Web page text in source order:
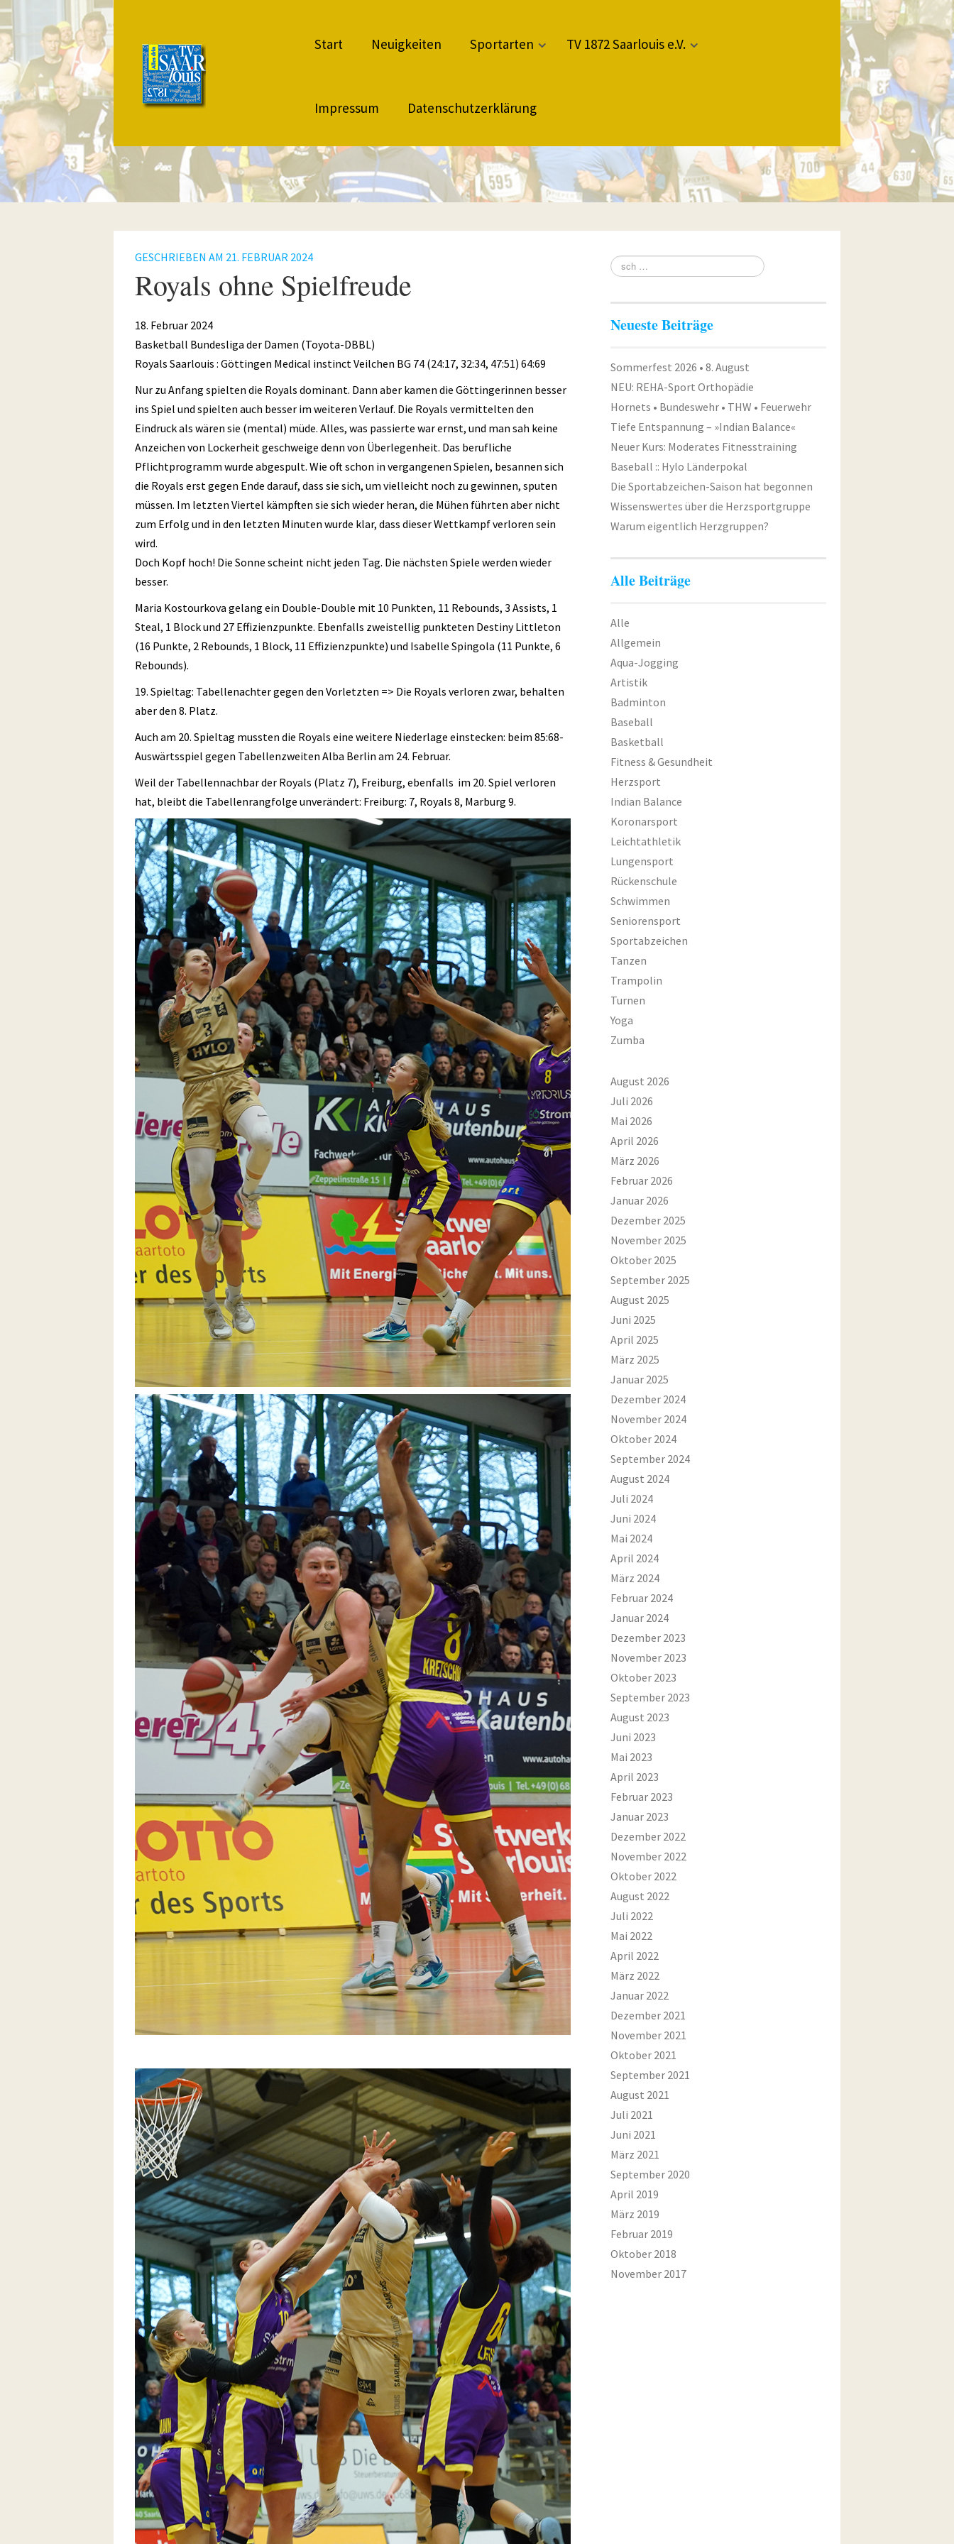
Start Neuigkeiten Sportarten TV 1872 Saarlouis e.V.
Impressum Datenschutzerklärung
GESCHRIEBEN AM 21. FEBRUAR 2024
Royals ohne Spielfreude
18. Februar 2024
Basketball Bundesliga der Damen (Toyota-DBBL)
Royals Saarlouis : Göttingen Medical instinct Veilchen BG 74 (24:17, 32:34, 47:51) 64:69
Nur zu Anfang spielten die Royals dominant. Dann aber kamen die Göttingerinnen besser
ins Spiel und spielten auch besser im weiteren Verlauf. Die Royals vermittelten den
Eindruck als wären sie (mental) müde. Alles, was passierte war ernst, und man sah keine
Anzeichen von Lockerheit geschweige denn von Überlegenheit. Das berufliche
Pflichtprogramm wurde abgespult. Wie oft schon in vergangenen Spielen, besannen sich
die Royals erst gegen Ende darauf, dass sie sich, um vielleicht noch zu gewinnen, sputen
müssen. Im letzten Viertel kämpften sie sich wieder heran, die Mühen führten aber nicht
zum Erfolg und in den letzten Minuten wurde klar, dass dieser Wettkampf verloren sein
wird.
Doch Kopf hoch! Die Sonne scheint nicht jeden Tag. Die nächsten Spiele werden wieder
besser.
Maria Kostourkova gelang ein Double-Double mit 10 Punkten, 11 Rebounds, 3 Assists, 1
Steal, 1 Block und 27 Effizienzpunkte. Ebenfalls zweistellig punkteten Destiny Littleton
(16 Punkte, 2 Rebounds, 1 Block, 11 Effizienzpunkte) und Isabelle Spingola (11 Punkte, 6
Rebounds).
19. Spieltag: Tabellenachter gegen den Vorletzten => Die Royals verloren zwar, behalten
aber den 8. Platz.
Auch am 20. Spieltag mussten die Royals eine weitere Niederlage einstecken: beim 85:68-
Auswärtsspiel gegen Tabellenzweiten Alba Berlin am 24. Februar.
Weil der Tabellennachbar der Royals (Platz 7), Freiburg, ebenfalls im 20. Spiel verloren
hat, bleibt die Tabellenrangfolge unverändert: Freiburg: 7, Royals 8, Marburg 9.
Neueste Beiträge
Sommerfest 2026 • 8. August
NEU: REHA-Sport Orthopädie
Hornets • Bundeswehr • THW • Feuerwehr
Tiefe Entspannung – »Indian Balance«
Neuer Kurs: Moderates Fitnesstraining
Baseball :: Hylo Länderpokal
Die Sportabzeichen-Saison hat begonnen
Wissenswertes über die Herzsportgruppe
Warum eigentlich Herzgruppen?
Alle Beiträge
Alle
Allgemein
Aqua-Jogging
Artistik
Badminton
Baseball
Basketball
Fitness & Gesundheit
Herzsport
Indian Balance
Koronarsport
Leichtathletik
Lungensport
Rückenschule
Schwimmen
Seniorensport
Sportabzeichen
Tanzen
Trampolin
Turnen
Yoga
Zumba
August 2026
Juli 2026
Mai 2026
April 2026
März 2026
Februar 2026
Januar 2026
Dezember 2025
November 2025
Oktober 2025
September 2025
August 2025
Juni 2025
April 2025
März 2025
Januar 2025
Dezember 2024
November 2024
Oktober 2024
September 2024
August 2024
Juli 2024
Juni 2024
Mai 2024
April 2024
März 2024
Februar 2024
Januar 2024
Dezember 2023
November 2023
Oktober 2023
September 2023
August 2023
Juni 2023
Mai 2023
April 2023
Februar 2023
Januar 2023
Dezember 2022
November 2022
Oktober 2022
August 2022
Juli 2022
Mai 2022
April 2022
März 2022
Januar 2022
Dezember 2021
November 2021
Oktober 2021
September 2021
August 2021
Juli 2021
Juni 2021
März 2021
September 2020
April 2019
März 2019
Februar 2019
Oktober 2018
November 2017